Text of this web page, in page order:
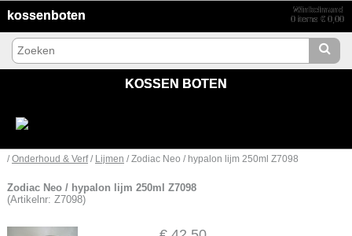
Winkelmand
0 items € 0,00
kossenboten
KOSSEN BOTEN
/Onderhoud & Verf/ Lijmen / Zodiac Neo / hypalon lijm 250ml Z7098
Zodiac Neo / hypalon lijm 250ml Z7098
(Artikelnr: Z7098)